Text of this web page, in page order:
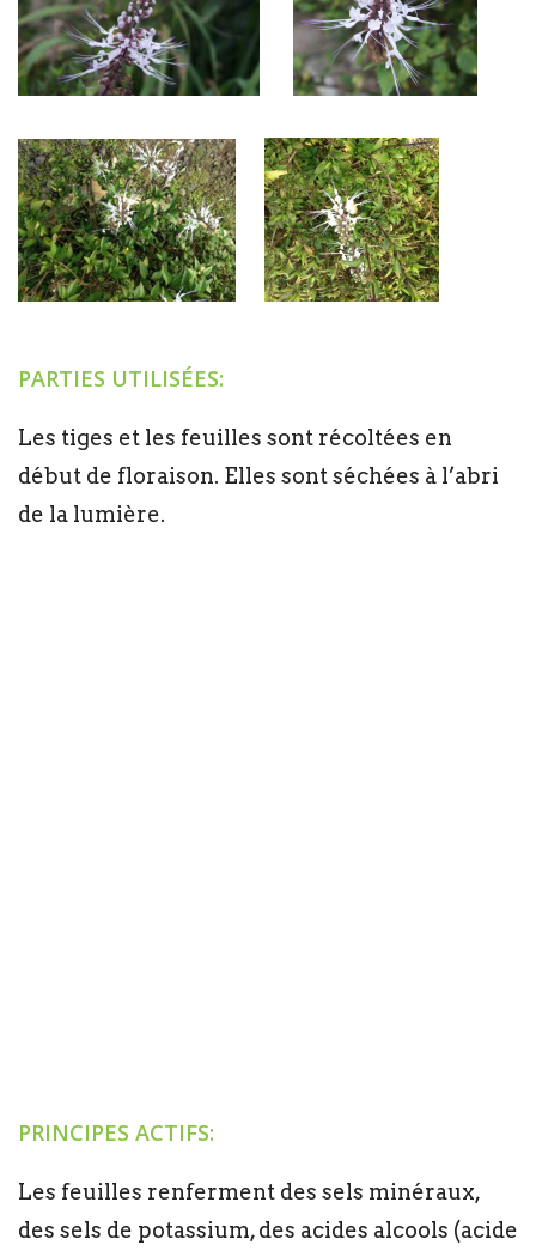
PARTIES UTILISÉES:
Les tiges et les feuilles sont récoltées en
début de floraison. Elles sont séchées à l’abri
de la lumière.
PRINCIPES ACTIFS:
Les feuilles renferment des sels minéraux,
des sels de potassium, des acides alcools (acide